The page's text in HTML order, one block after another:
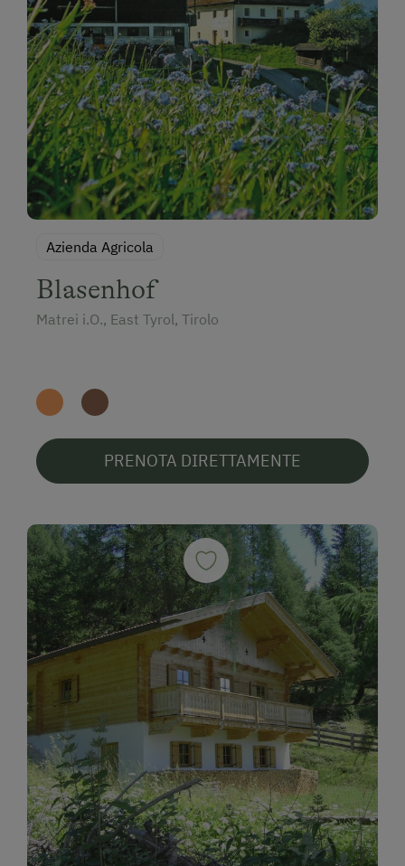
Azienda Agricola
Blasenhof
Matrei i.O., East Tyrol, Tirolo
PRENOTA DIRETTAMENTE